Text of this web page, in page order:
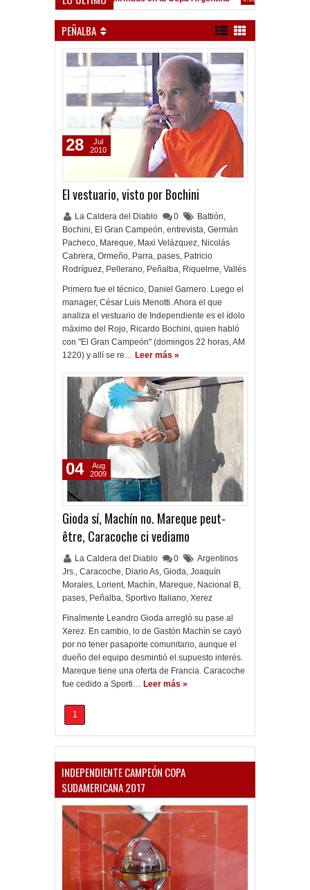
PEÑALBA
El vestuario, visto por Bochini
La Caldera del Diablo 0 Battión,
Bochini, El Gran Campeón, entrevista, Germán
Pacheco, Mareque, Maxi Velázquez, Nicolás
Cabrera, Ormeño, Parra, pases, Patricio
Rodríguez, Pellerano, Peñalba, Riquelme, Vallés
Primero fue el técnico, Daniel Garnero. Luego el
manager, César Luis Menotti. Ahora el que
analiza el vestuario de Independiente es el ídolo
máximo del Rojo, Ricardo Bochini, quien habló
con "El Gran Campeón" (domingos 22 horas, AM
1220) y allí se re… Leer más »
28
Jul
2010
Gioda sí, Machín no. Mareque peut-
être, Caracoche ci vediamo
La Caldera del Diablo 0
Argentinos
Jrs., Caracoche, Diario As, Gioda, Joaquín
Morales, Lorient, Machín, Mareque, Nacional B,
pases, Peñalba, Sportivo Italiano, Xerez
Finalmente Leandro Gioda arregló su pase al
Xerez. En cambio, lo de Gastón Machín se cayó
por no tener pasaporte comunitario, aunque el
dueño del equipo desmintió el supuesto interés.
Mareque tiene una oferta de Francia. Caracoche
fue cedido a Sporti… Leer más »
04
Aug
2009
1
INDEPENDIENTE CAMPEÓN COPA
SUDAMERICANA 2017